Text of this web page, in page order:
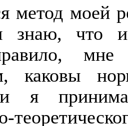
метод моей
знаю, что
каковы
я